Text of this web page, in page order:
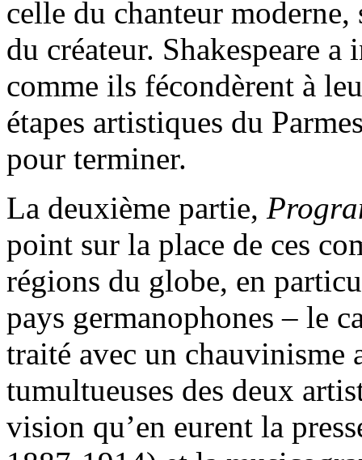
celle du chanteur
du créateur. Shakespeare
comme ils fécondèrent à
étapes artistiques du
pour terminer.
La deuxième partie,
point sur la place de ces
régions du globe, en
pays germanophones – le
traité avec un chauvinisme
tumultueuses des deux
vision qu’en eurent la